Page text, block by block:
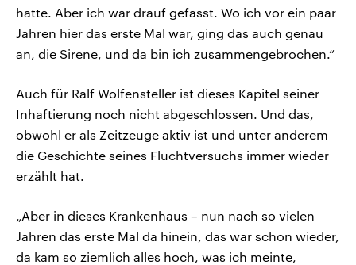
hatte. Aber ich war drauf gefasst. Wo ich vor ein paar
Jahren hier das erste Mal war, ging das auch genau
an, die Sirene, und da bin ich zusammengebrochen.“
Auch für Ralf Wolfensteller ist dieses Kapitel seiner
Inhaftierung noch nicht abgeschlossen. Und das,
obwohl er als Zeitzeuge aktiv ist und unter anderem
die Geschichte seines Fluchtversuchs immer wieder
erzählt hat.
„Aber in dieses Krankenhaus – nun nach so vielen
Jahren das erste Mal da hinein, das war schon wieder,
da kam so ziemlich alles hoch, was ich meinte,